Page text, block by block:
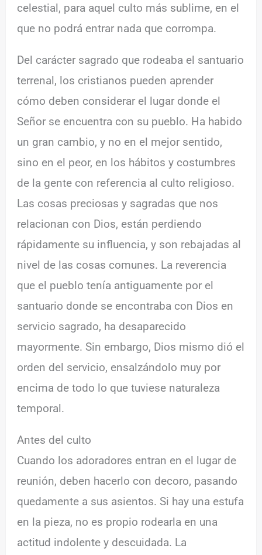
celestial, para aquel culto más sublime, en el
que no podrá entrar nada que corrompa.
Del carácter sagrado que rodeaba el santuario
terrenal, los cristianos pueden aprender
cómo deben considerar el lugar donde el
Señor se encuentra con su pueblo. Ha habido
un gran cambio, y no en el mejor sentido,
sino en el peor, en los hábitos y costumbres
de la gente con referencia al culto religioso.
Las cosas preciosas y sagradas que nos
relacionan con Dios, están perdiendo
rápidamente su influencia, y son rebajadas al
nivel de las cosas comunes. La reverencia
que el pueblo tenía antiguamente por el
santuario donde se encontraba con Dios en
servicio sagrado, ha desaparecido
mayormente. Sin embargo, Dios mismo dió el
orden del servicio, ensalzándolo muy por
encima de todo lo que tuviese naturaleza
temporal.
Antes del culto
Cuando los adoradores entran en el lugar de
reunión, deben hacerlo con decoro, pasando
quedamente a sus asientos. Si hay una estufa
en la pieza, no es propio rodearla en una
actitud indolente y descuidada. La